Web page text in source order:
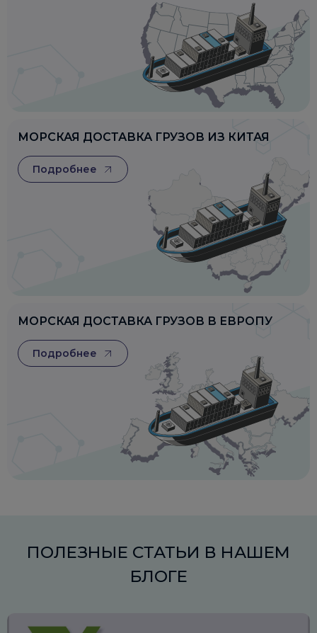
МОРСКАЯ ДОСТАВКА ГРУЗОВ ИЗ КИТАЯ
Подробнее
МОРСКАЯ ДОСТАВКА ГРУЗОВ В ЕВРОПУ
Подробнее
ПОЛЕЗНЫЕ СТАТЬИ В НАШЕМ
БЛОГЕ